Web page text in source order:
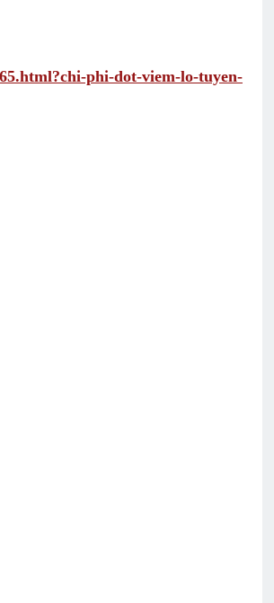
phi-dot-viem-lo-tuyen-